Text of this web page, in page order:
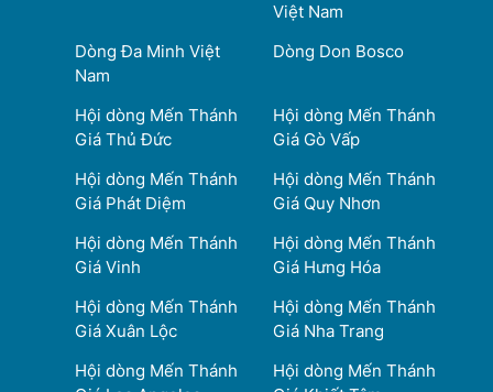
Việt Nam
Dòng Đa Minh Việt
Nam
Dòng Don Bosco
Hội dòng Mến Thánh
Giá Thủ Đức
Hội dòng Mến Thánh
Giá Gò Vấp
Hội dòng Mến Thánh
Giá Phát Diệm
Hội dòng Mến Thánh
Giá Quy Nhơn
Hội dòng Mến Thánh
Giá Vinh
Hội dòng Mến Thánh
Giá Hưng Hóa
Hội dòng Mến Thánh
Giá Xuân Lộc
Hội dòng Mến Thánh
Giá Nha Trang
Hội dòng Mến Thánh
Hội dòng Mến Thánh